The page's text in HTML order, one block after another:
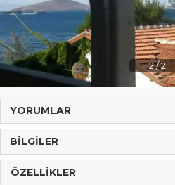
2/2
YORUMLAR
BILGILER
ÖZELLIKLER